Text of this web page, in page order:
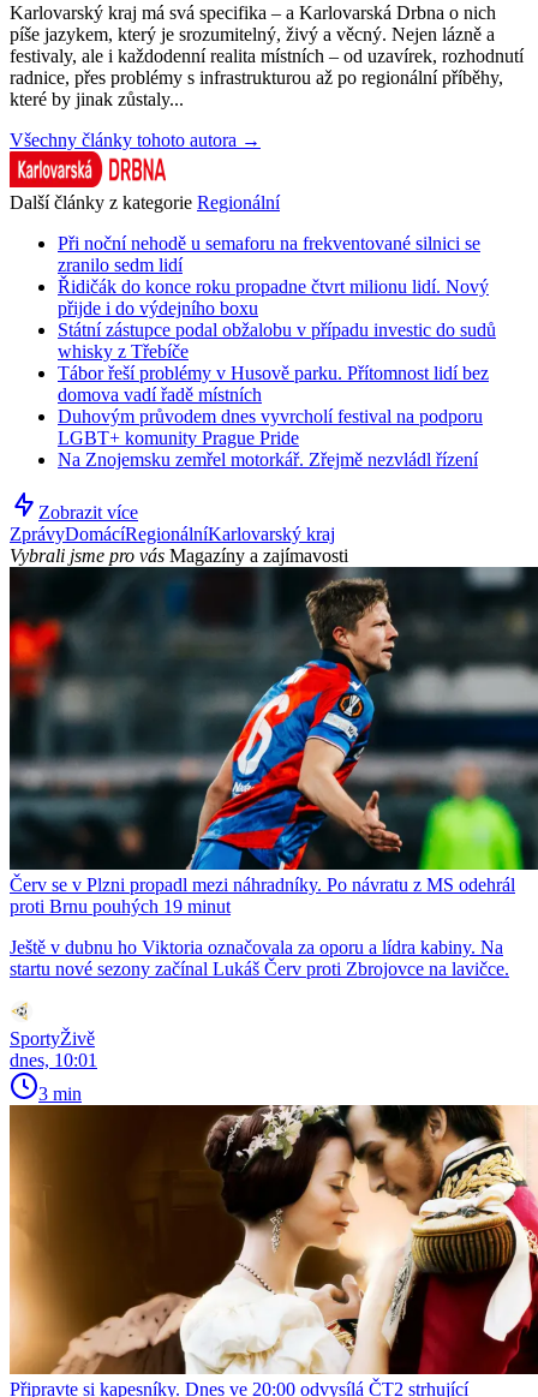
Karlovarský kraj má svá specifika – a Karlovarská Drbna o nich
píše jazykem, který je srozumitelný, živý a věcný. Nejen lázně a
festivaly, ale i každodenní realita místních – od uzavírek, rozhodnutí
radnice, přes problémy s infrastrukturou až po regionální příběhy,
které by jinak zůstaly...
Všechny články tohoto autora →
Další články z kategorie Regionální
Při noční nehodě u semaforu na frekventované silnici se
zranilo sedm lidí
Řidičák do konce roku propadne čtvrt milionu lidí. Nový
přijde i do výdejního boxu
Státní zástupce podal obžalobu v případu investic do sudů
whisky z Třebíče
Tábor řeší problémy v Husově parku. Přítomnost lidí bez
domova vadí řadě místních
Duhovým průvodem dnes vyvrcholí festival na podporu
LGBT+ komunity Prague Pride
Na Znojemsku zemřel motorkář. Zřejmě nezvládl řízení
Zobrazit více
ZprávyDomácíRegionálníKarlovarský kraj
Vybrali jsme pro vás Magazíny a zajímavosti
Červ se v Plzni propadl mezi náhradníky. Po návratu z MS odehrál
proti Brnu pouhých 19 minut
Ještě v dubnu ho Viktoria označovala za oporu a lídra kabiny. Na
startu nové sezony začínal Lukáš Červ proti Zbrojovce na lavičce.
SportyŽivě
dnes, 10:01
3 min
Připravte si kapesníky. Dnes ve 20:00 odvysílá ČT2 strhující